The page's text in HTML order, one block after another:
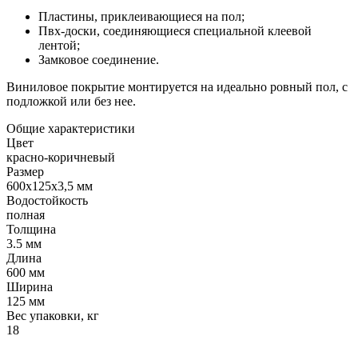
Пластины, приклеивающиеся на пол;
Пвх-доски, соединяющиеся специальной клеевой
лентой;
Замковое соединение.
Виниловое покрытие монтируется на идеально ровный пол, с
подложкой или без нее.
Общие характеристики
Цвет
красно-коричневый
Размер
600х125х3,5 мм
Водостойкость
полная
Толщина
3.5 мм
Длина
600 мм
Ширина
125 мм
Вес упаковки, кг
18